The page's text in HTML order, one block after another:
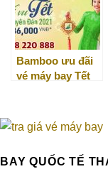
Bamboo ưu đãi
vé máy bay Tết
BAY QUỐC TẾ